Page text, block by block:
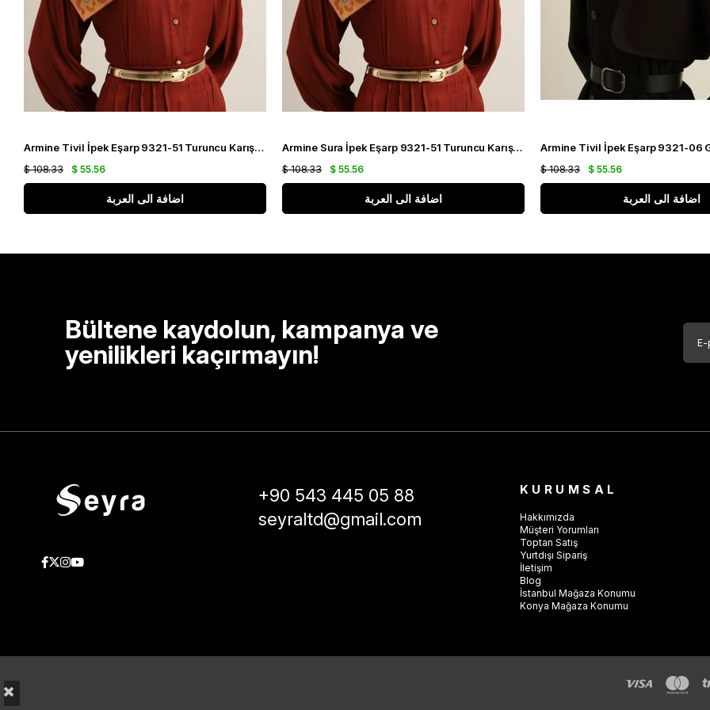
Armine Tivil İpek Eşarp 9321-51 Turuncu Karışık Desen
$ 55.56
$ 108.33
اضافة الى العربة
Armine Sura İpek Eşarp 9321-51 Turuncu Karışık Desen
$ 55.56
$ 108.33
اضافة الى العربة
$ 55.56
$ 108.33
اضافة الى العربة
Bültene kaydolun, kampanya ve
yenilikleri kaçırmayın!
+90 543 445 05 88
seyraltd@gmail.com
KURUMSAL
Hakkımızda
Müşteri Yorumları
Toptan Satış
Yurtdışı Sipariş
İletişim
Blog
İstanbul Mağaza Konumu
Konya Mağaza Konumu